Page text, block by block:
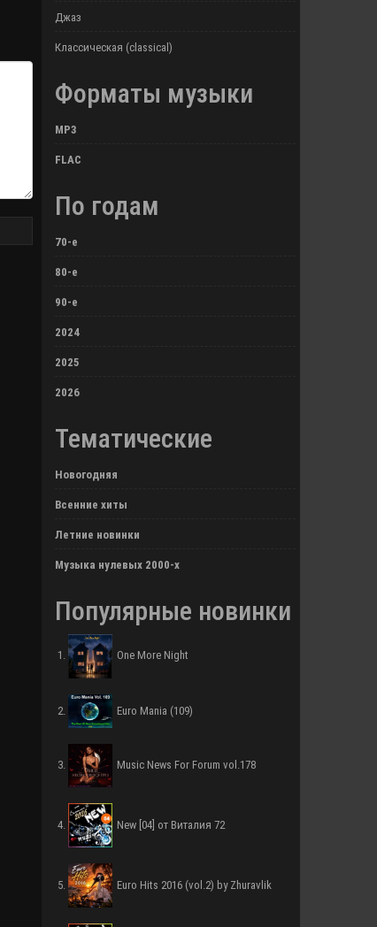
Джаз
Классическая (classical)
Форматы музыки
MP3
FLAC
По годам
70-е
80-е
90-е
2024
2025
2026
Тематические
Новогодняя
Всенние хиты
Летние новинки
Музыка нулевых 2000-х
Популярные новинки
One More Night
Euro Mania (109)
Music News For Forum vol.178
New [04] от Виталия 72
Euro Hits 2016 (vol.2) by Zhuravlik